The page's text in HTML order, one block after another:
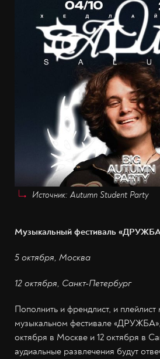
Источник: Autumn Student Party
Музыкальный фестиваль
5 октября, Москва
12 октября, Санкт-Петербург
Пополнить и френдлист, и
музыкальном фестивале
октября в Москве и 12 октября в
аудиальные развлечения будут